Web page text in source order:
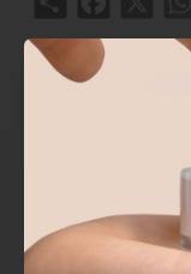
ΣΧΕΤΙΚΑ